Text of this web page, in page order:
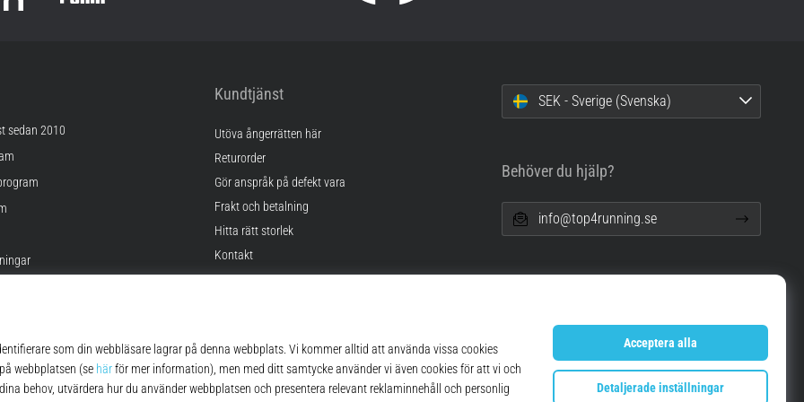
sedan 2010
Kundtjänst
Utöva ångerrätten här
Returorder
Gör anspråk på defekt vara
Frakt och betalning
Hitta rätt storlek
Kontakt
FAQ
SEK - Sverige (Svenska)
Behöver du hjälp?
info@top4running.se
© 2010 – 2026 Top4Running.se